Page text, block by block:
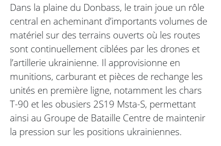
Dans la plaine du Donbass, le train joue un rôle
central en acheminant d’importants volumes de
matériel sur des terrains ouverts où les routes
sont continuellement ciblées par les drones et
l’artillerie ukrainienne. Il approvisionne en
munitions, carburant et pièces de rechange les
unités en première ligne, notamment les chars
T-90 et les obusiers 2S19 Msta-S, permettant
ainsi au Groupe de Bataille Centre de maintenir
la pression sur les positions ukrainiennes.